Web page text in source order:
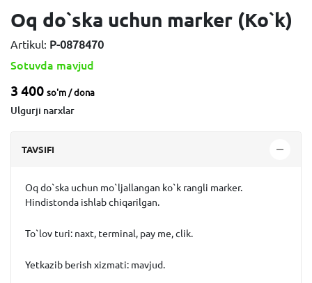
Oq do`ska uchun marker (Ko`k)
Artikul: P-0878470
Sotuvda mavjud
3 400 so'm / dona
Ulgurji narxlar
TAVSIFI
Oq do`ska uchun mo`ljallangan ko`k rangli marker.
Hindistonda ishlab chiqarilgan.
To`lov turi: naxt, terminal, pay me, clik.
Yetkazib berish xizmati: mavjud.